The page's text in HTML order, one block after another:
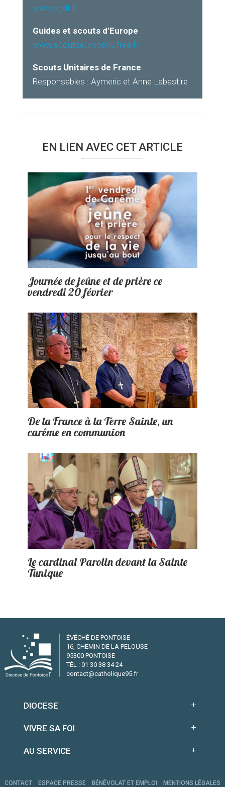
www.sgdf.fr
Guides et scouts d’Europe
www.scoutseurope95.free.fr
Scouts Unitaires de France
Responsables : Aymeric et Anne Labastire
EN LIEN AVEC CET ARTICLE
Journée de jeûne et de prière ce
vendredi 20 février
De la France à la Terre Sainte, un
carême en communion
Le cardinal Parolin devant la Sainte
Tunique
ÉVÊCHÉ DE PONTOISE
16, CHEMIN DE LA PELOUSE
95300 PONTOISE
TÉL : 01 30 38 34 24
contact@catholique95.fr
DIOCESE
VIVRE SA FOI
AU SERVICE
CONTACT ESPACE PRESSE BÉNÉVOLAT ET EMPLOI MENTIONS LÉGALES